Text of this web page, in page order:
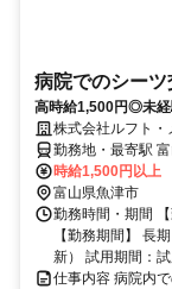
病院でのシー
高時給1,500円◎未経
ト！株式会社ルフト・
勤務地・最寄駅
時給1,500円以上
富山県魚津市
勤務時間・期間
【勤務期間】 長
新） 試用期間：
仕事内容 病院内